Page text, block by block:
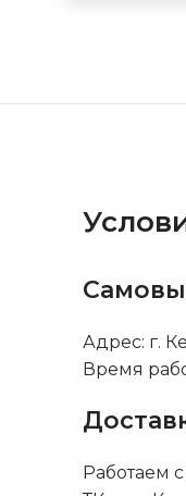
Адрес: г.
Время
Работаем